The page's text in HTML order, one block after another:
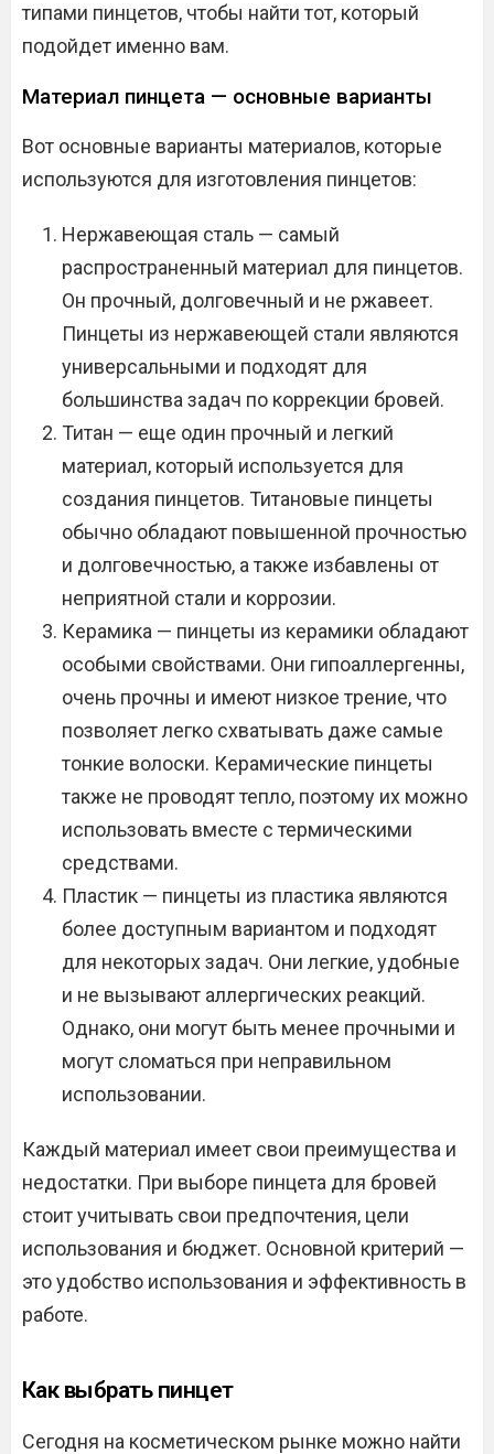
типами пинцетов, чтобы найти тот, который
подойдет именно вам.
Материал пинцета — основные варианты
Вот основные варианты материалов, которые
используются для изготовления пинцетов:
Нержавеющая сталь — самый
распространенный материал для пинцетов.
Он прочный, долговечный и не ржавеет.
Пинцеты из нержавеющей стали являются
универсальными и подходят для
большинства задач по коррекции бровей.
Титан — еще один прочный и легкий
материал, который используется для
создания пинцетов. Титановые пинцеты
обычно обладают повышенной прочностью
и долговечностью, а также избавлены от
неприятной стали и коррозии.
Керамика — пинцеты из керамики обладают
особыми свойствами. Они гипоаллергенны,
очень прочны и имеют низкое трение, что
позволяет легко схватывать даже самые
тонкие волоски. Керамические пинцеты
также не проводят тепло, поэтому их можно
использовать вместе с термическими
средствами.
Пластик — пинцеты из пластика являются
более доступным вариантом и подходят
для некоторых задач. Они легкие, удобные
и не вызывают аллергических реакций.
Однако, они могут быть менее прочными и
могут сломаться при неправильном
использовании.
Каждый материал имеет свои преимущества и
недостатки. При выборе пинцета для бровей
стоит учитывать свои предпочтения, цели
использования и бюджет. Основной критерий —
это удобство использования и эффективность в
работе.
Как выбрать пинцет
Сегодня на косметическом рынке можно найти